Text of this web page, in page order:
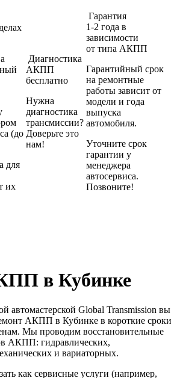
(до
для
их
Диагностика
АКПП
бесплатно
Нужна
диагностика
трансмиссии?
Доверьте это
нам!
Гарантия
1-2 года в
зависимости
от типа АКПП
Гарантийный срок
на ремонтные
работы зависит от
модели и года
выпуска
автомобиля.
Уточните срок
гарантии у
менеджера
автосервиса.
Позвоните!
в Кубинке
автомастерской Global Transmission вы
АКПП в Кубинке в короткие сроки
Мы проводим восстановительные
АКПП: гидравлических,
и вариаторных.
как сервисные услуги (например,